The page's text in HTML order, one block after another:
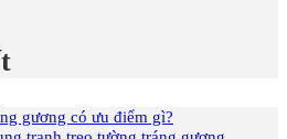
gương có ưu điểm gì?